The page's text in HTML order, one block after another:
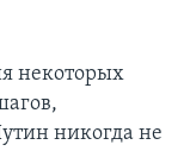
некоторых
никогда не